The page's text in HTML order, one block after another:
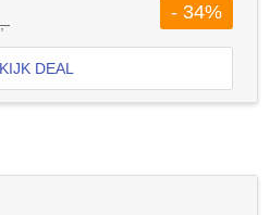
- 34%
DEAL